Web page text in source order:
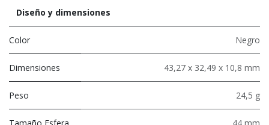
Diseño y dimensiones
Color Negro
Dimensiones 43,27 x 32,49 x 10,8 mm
Peso 24,5 g